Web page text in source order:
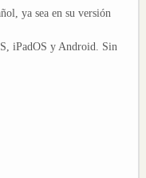
ya sea en su versión
iPadOS y Android. Sin